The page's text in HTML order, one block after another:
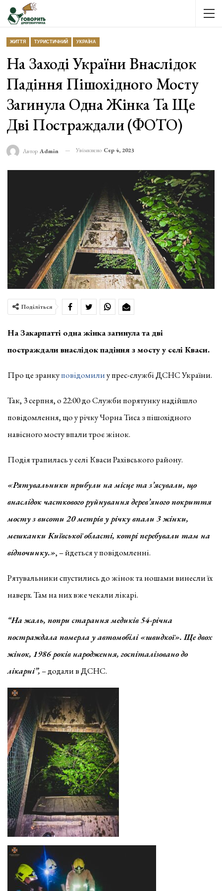
ЖИТТЯ ТУРИСТИЧНИЙ УКРАЇНА
На Заході України Внаслідок
Падіння Пішохідного Мосту
Загинула Одна Жінка Та Ще
Дві Постраждали (ФОТО)
Автор Admin Увімкнено Сер 4, 2023
Поділіться
На Закарпатті одна жінка загинула та дві
постраждали внаслідок падіння з мосту у селі Кваси.
Про це зранкуповідомилиу прес-службі ДСНС України.
Так, 3 серпня, о 22:00 до Служби порятунку надійшло
повідомлення, що у річку Чорна Тиса з пішохідного
навісного мосту впали троє жінок.
Подія трапилась у селі Кваси Рахівського району.
«Рятувальники прибули на місце та з’ясували, що
внаслідок часткового руйнування дерев’яного покриття
мосту з висоти 20 метрів у річку впали 3 жінки,
мешканки Київської області, котрі перебували там на
відпочинку.», – йдеться у повідомленні.
Рятувальники спустились до жінок та ношами винесли їх
наверх. Там на них вже чекали лікарі.
“На жаль, попри старання медиків 54-річна
постраждала померла у автомобілі «швидкої». Ще двох
жінок, 1986 років народження, госпіталізовано до
лікарні”, – додали в ДСНС.